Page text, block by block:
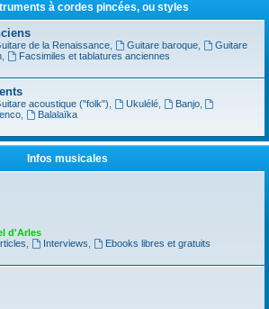
à cordes pincées, ou styles
de la Renaissance, Guitare baroque,
Guitare
,
Facsimiles et tablatures anciennes
acoustique ("folk") Ukulélé, Banjo,
,
Balalaïka
Infos musicales
d'Arles
Interviews
Ebooks libres et gratuits